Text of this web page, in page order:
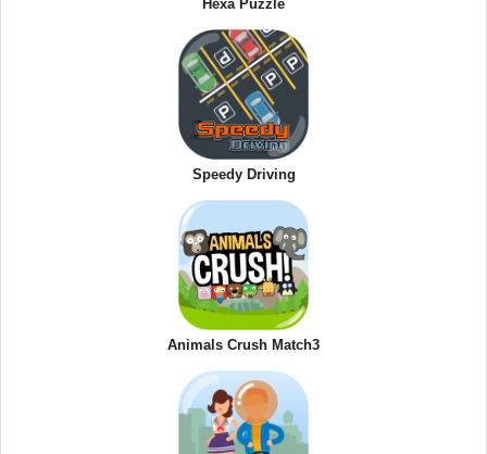
Hexa Puzzle
Speedy Driving
Animals Crush Match3